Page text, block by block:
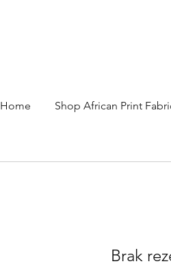
Home Shop African Print
Brak